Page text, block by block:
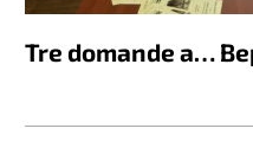
Tre domande a…